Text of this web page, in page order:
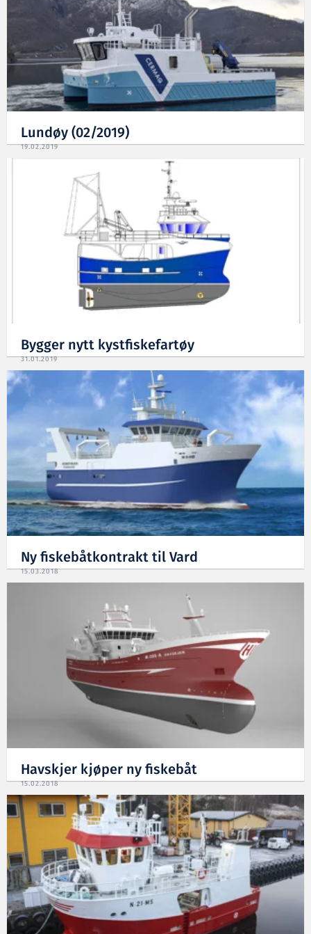
Lundøy (02/2019)
19.02.2019
Bygger nytt kystfiskefartøy
31.01.2019
Ny fiskebåtkontrakt til Vard
15.03.2018
Havskjer kjøper ny fiskebåt
15.02.2018